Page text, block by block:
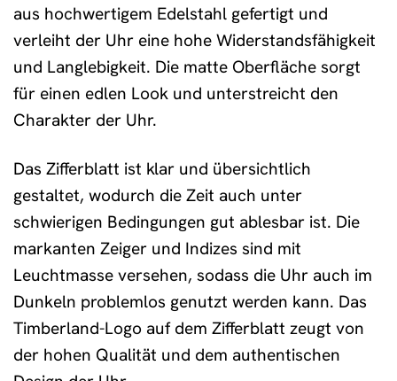
aus hochwertigem Edelstahl gefertigt und
verleiht der Uhr eine hohe Widerstandsfähigkeit
und Langlebigkeit. Die matte Oberfläche sorgt
für einen edlen Look und unterstreicht den
Charakter der Uhr.
Das Zifferblatt ist klar und übersichtlich
gestaltet, wodurch die Zeit auch unter
schwierigen Bedingungen gut ablesbar ist. Die
markanten Zeiger und Indizes sind mit
Leuchtmasse versehen, sodass die Uhr auch im
Dunkeln problemlos genutzt werden kann. Das
Timberland-Logo auf dem Zifferblatt zeugt von
der hohen Qualität und dem authentischen